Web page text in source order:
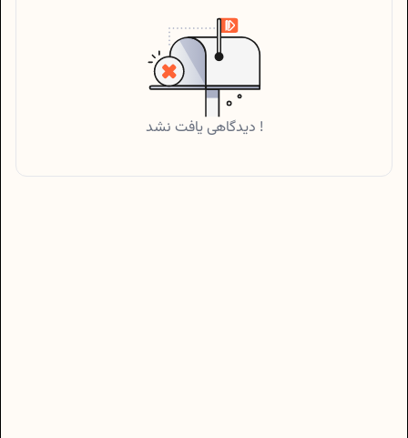
دیدگاهی یافت نشد !